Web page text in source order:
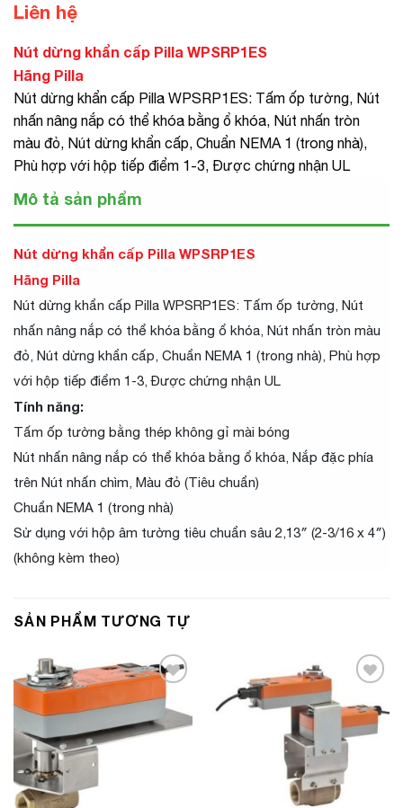
Liên hệ
Nút dừng khẩn cấp Pilla WPSRP1ES
Hãng Pilla
Nút dừng khẩn cấp Pilla WPSRP1ES: Tấm ốp tường, Nút
nhấn nâng nắp có thể khóa bằng ổ khóa, Nút nhấn tròn
màu đỏ, Nút dừng khẩn cấp, Chuẩn NEMA 1 (trong nhà),
Phù hợp với hộp tiếp điểm 1-3, Được chứng nhận UL
Mô tả sản phẩm
Nút dừng khẩn cấp Pilla WPSRP1ES
Hãng Pilla
Nút dừng khẩn cấp Pilla WPSRP1ES: Tấm ốp tường, Nút
nhấn nâng nắp có thể khóa bằng ổ khóa, Nút nhấn tròn màu
đỏ, Nút dừng khẩn cấp, Chuẩn NEMA 1 (trong nhà), Phù hợp
với hộp tiếp điểm 1-3, Được chứng nhận UL
Tính năng:
Tấm ốp tường bằng thép không gỉ mài bóng
Nút nhấn nâng nắp có thể khóa bằng ổ khóa, Nắp đặc phía
trên Nút nhấn chìm, Màu đỏ (Tiêu chuẩn)
Chuẩn NEMA 1 (trong nhà)
Sử dụng với hộp âm tường tiêu chuẩn sâu 2,13″ (2-3/16 x 4″)
(không kèm theo)
SẢN PHẨM TƯƠNG TỰ
Add to
Wishlist
Wishlist